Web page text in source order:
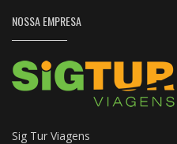
NOSSA EMPRESA
Sig Tur Viagens